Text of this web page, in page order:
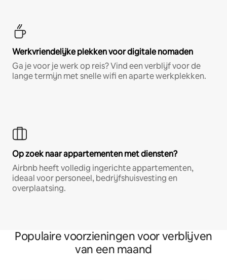
Werkvriendelijke plekken voor digitale nomaden
Ga je voor je werk op reis? Vind een verblijf voor de
lange termijn met snelle wifi en aparte werkplekken.
Op zoek naar appartementen met diensten?
Airbnb heeft volledig ingerichte appartementen,
ideaal voor personeel, bedrijfshuisvesting en
overplaatsing.
Populaire voorzieningen voor verblijven
van een maand